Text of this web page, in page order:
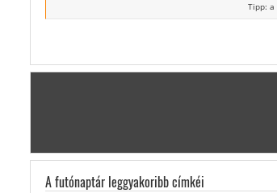
Tipp: a
A futónaptár leggyakoribb címkéi